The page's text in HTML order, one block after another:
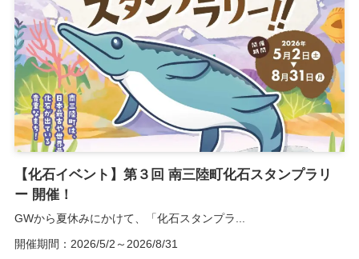
【化石イベント】第３回 南三陸町化石スタンプラリ
ー 開催！
GWから夏休みにかけて、「化石スタンプラ...
開催期間：2026/5/2～2026/8/31